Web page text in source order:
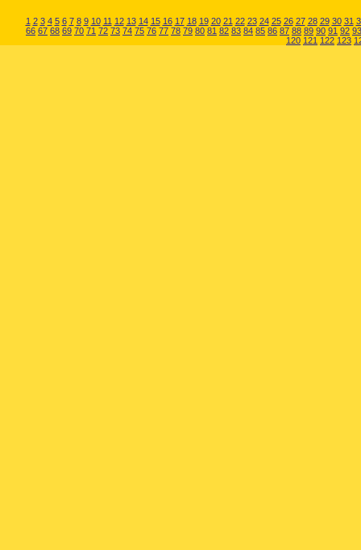
1 2 3 4 5 6 7 8 9 10 11 12 13 14 15 16 17 18 19 20 21 22 23 24 25 26 27 28 29 30 31
66 67 68 69 70 71 72 73 74 75 76 77 78 79 80 81 82 83 84 85 86 87 88 89 90 91 92 93
120 121 122 123